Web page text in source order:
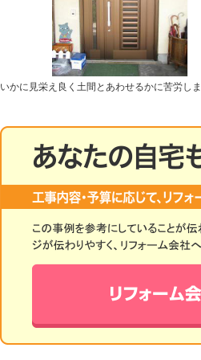
いかに見栄え良く土間とあわせるかに苦労し